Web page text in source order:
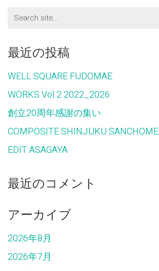
Search
for:
最近の投稿
WELL SQUARE FUDOMAE
WORKS Vol.2 2022_2026
創立20周年感謝の集い
COMPOSITE SHINJUKU SANCHOME
EDIT ASAGAYA
最近のコメント
アーカイブ
2026年8月
2026年7月